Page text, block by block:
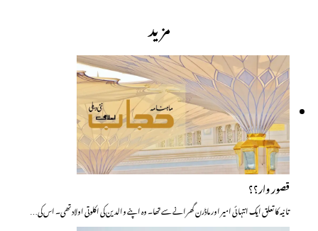
مزید
قصور وار؟؟
تانیہ کا تعلق ایک انتہائی امیر اور ماڈرن گھرانے سے تھا۔ وہ اپنے والدین کی اکلوتی اولاد تھی۔ اس کی…